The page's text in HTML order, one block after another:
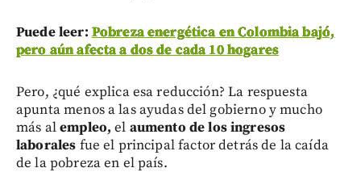
Puede leer: Pobreza energética en Colombia bajó,
pero aún afecta a dos de cada 10 hogares
Pero, ¿qué explica esa reducción? La respuesta
apunta menos a las ayudas del gobierno y mucho
más alempleo, el aumento de los ingresos
laborales fue el principal factor detrás de la caída
de la pobreza en el país.